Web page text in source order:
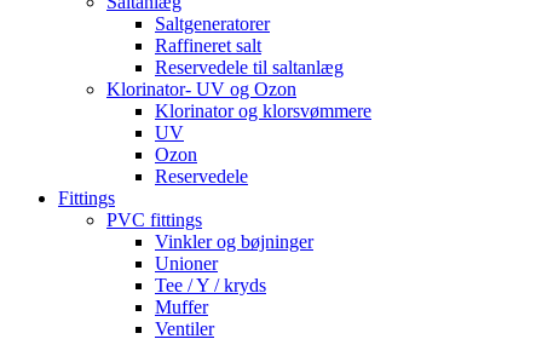
Saltgeneratorer
Raffineret salt
Reservedele til saltanlæg
Klorinator- UV og Ozon
Klorinator og klorsvømmere
UV
Ozon
Reservedele
Fittings
PVC fittings
Vinkler og bøjninger
Unioner
Tee / Y / kryds
Muffer
Ventiler